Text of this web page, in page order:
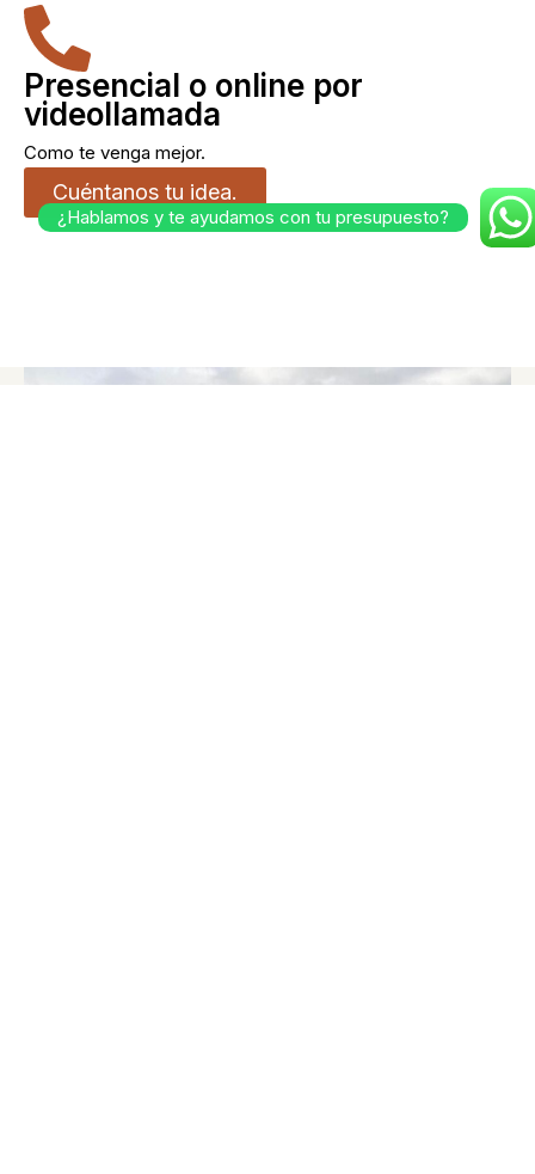
Presencial o online por
videollamada
Como te venga mejor.
Cuéntanos tu idea.
¿Hablamos y te ayudamos con tu presupuesto?